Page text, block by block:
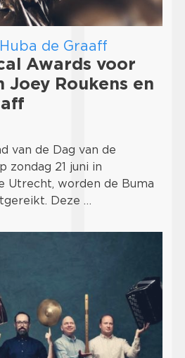
de Graaff
Awards voor
Joey Roukens en
van de Dag van de
zondag 21 juni in
Utrecht, worden de Buma
Deze …